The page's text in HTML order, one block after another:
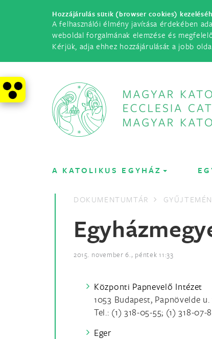
Hozzájárulás sütik (browser cookies)
A felhasználói élmény javítása érdekében
weboldal forgalmának elemzése és
Kérjük, adja ehhez hozzájárulását a jobb
A KATOLIKUS EGYHÁZ
DOKUMENTUMTÁR
2015. november 6., péntek 11:33
Központi Papnevelő Intézet
1053 Budapest, Papnövelde u.
Tel.: (1) 318-05-55; (1) 318-07-
Eger